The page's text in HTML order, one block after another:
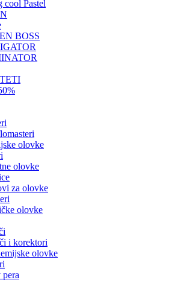
cool Pastel
BOSS
olovke
olovke
za olovke
olovke
i korektori
olovke